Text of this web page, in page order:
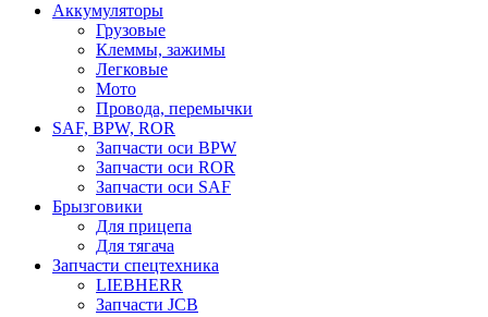
Аккумуляторы
Грузовые
Клеммы, зажимы
Легковые
Мото
Провода, перемычки
SAF, BPW, ROR
Запчасти оси BPW
Запчасти оси ROR
Запчасти оси SAF
Брызговики
Для прицепа
Для тягача
Запчасти спецтехника
LIEBHERR
Запчасти JCB